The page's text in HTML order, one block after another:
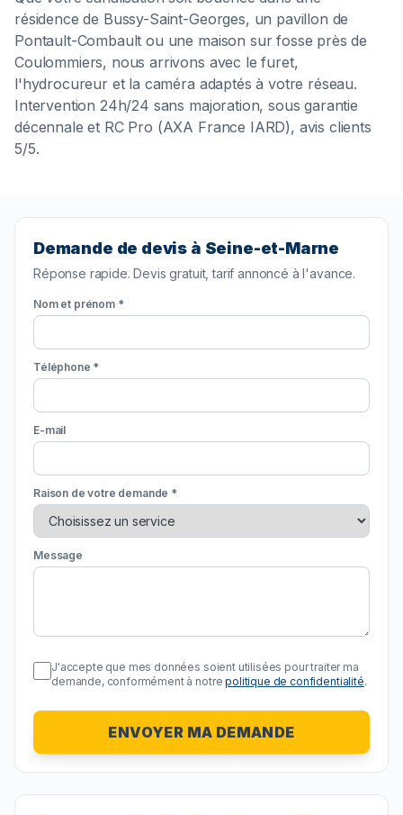
résidence de Bussy-Saint-Georges, un pavillon de
Pontault-Combault ou une maison sur fosse près de
Coulommiers, nous arrivons avec le furet,
l'hydrocureur et la caméra adaptés à votre réseau.
Intervention 24h/24 sans majoration, sous garantie
décennale et RC Pro (AXA France IARD), avis clients
5/5.
Demande de devis à Seine-et-Marne
Réponse rapide. Devis gratuit, tarif annoncé à l'avance.
Nom et prénom *
Téléphone *
E-mail
Raison de votre demande *
Message
J'accepte que mes données soient utilisées pour traiter ma
demande, conformément à notre politique de confidentialité.
ENVOYER MA DEMANDE